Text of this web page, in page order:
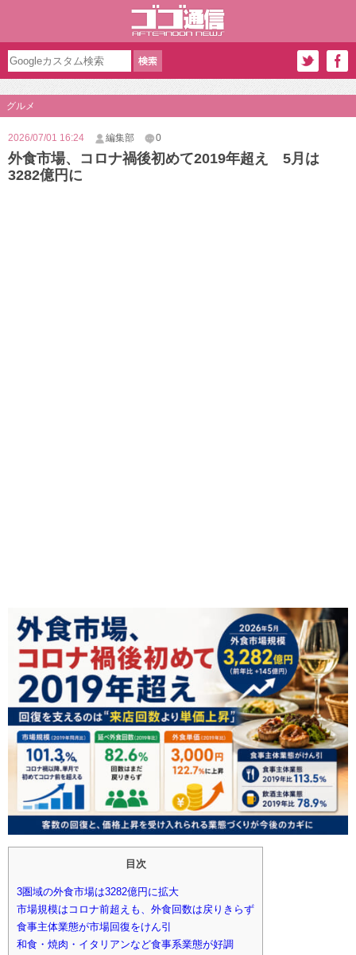
グルメ
2026/07/01 16:24 編集部 0
外食市場、コロナ禍後初めて2019年超え 5月は
3282億円に
目次
3圏域の外食市場は3282億円に拡大
市場規模はコロナ前超えも、外食回数は戻りきらず
食事主体業態が市場回復をけん引
和食・焼肉・イタリアンなど食事系業態が好調